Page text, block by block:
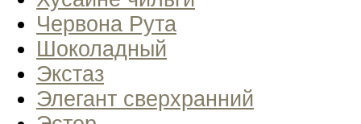
Червона Рута
Шоколадный
Экстаз
Элегант сверхранний